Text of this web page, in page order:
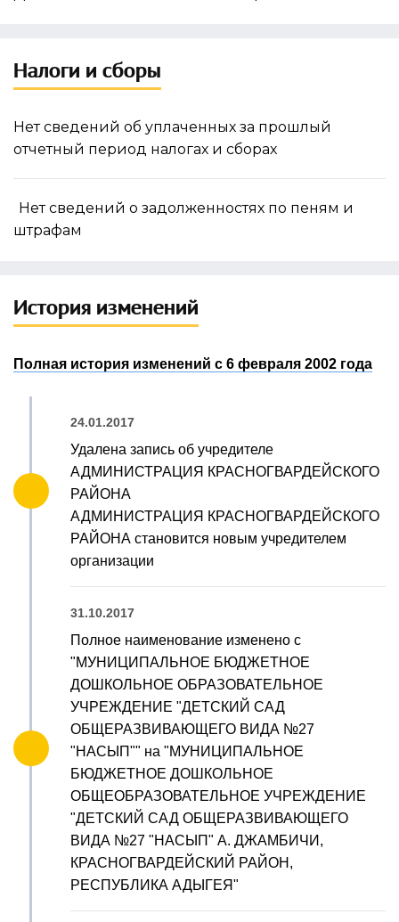
Налоги и сборы
Нет сведений об уплаченных за прошлый
отчетный период налогах и сборах
Нет сведений о задолженностях по пеням и
штрафам
История изменений
Полная история изменений с 6 февраля 2002 года
24.01.2017
Удалена запись об учредителе
АДМИНИСТРАЦИЯ КРАСНОГВАРДЕЙСКОГО
РАЙОНА
АДМИНИСТРАЦИЯ КРАСНОГВАРДЕЙСКОГО
РАЙОНА становится новым учредителем
организации
31.10.2017
Полное наименование изменено с
"МУНИЦИПАЛЬНОЕ БЮДЖЕТНОЕ
ДОШКОЛЬНОЕ ОБРАЗОВАТЕЛЬНОЕ
УЧРЕЖДЕНИЕ "ДЕТСКИЙ САД
ОБЩЕРАЗВИВАЮЩЕГО ВИДА №27
"НАСЫП"" на "МУНИЦИПАЛЬНОЕ
БЮДЖЕТНОЕ ДОШКОЛЬНОЕ
ОБЩЕОБРАЗОВАТЕЛЬНОЕ УЧРЕЖДЕНИЕ
"ДЕТСКИЙ САД ОБЩЕРАЗВИВАЮЩЕГО
ВИДА №27 "НАСЫП" А. ДЖАМБИЧИ,
КРАСНОГВАРДЕЙСКИЙ РАЙОН,
РЕСПУБЛИКА АДЫГЕЯ"